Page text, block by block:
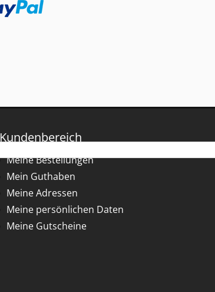
Kundenbereich
Meine Bestellungen
Mein Guthaben
Meine Adressen
Meine persönlichen Daten
Meine Gutscheine